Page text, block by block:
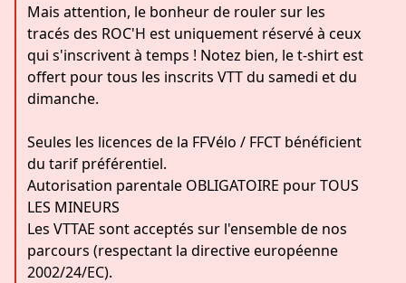
Mais attention, le bonheur de rouler sur les
tracés des ROC'H est uniquement réservé à ceux
qui s'inscrivent à temps ! Notez bien, le t-shirt est
offert pour tous les inscrits VTT du samedi et du
dimanche.
Seules les licences de la FFVélo / FFCT bénéficient
du tarif préférentiel.
Autorisation parentale OBLIGATOIRE pour TOUS
LES MINEURS
Les VTTAE sont acceptés sur l'ensemble de nos
parcours (respectant la directive européenne
2002/24/EC).